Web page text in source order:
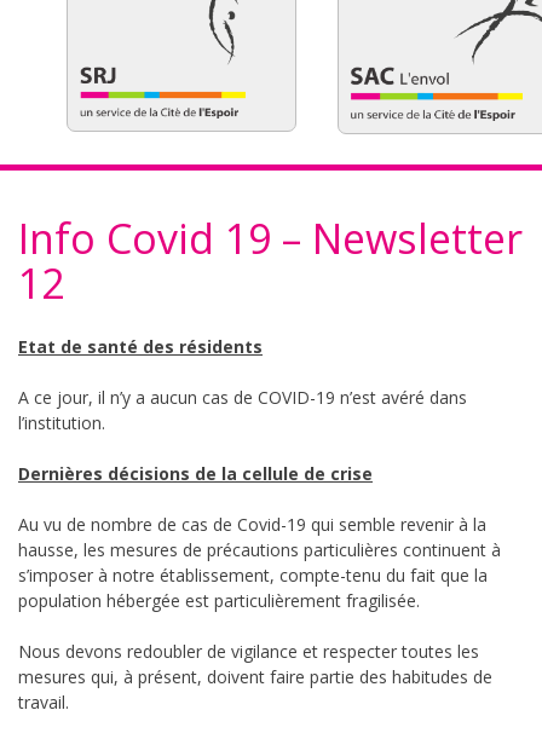
Info Covid 19 – Newsletter
12
Etat de santé des résidents
A ce jour, il n’y a aucun cas de COVID-19 n’est avéré dans
l’institution.
Dernières décisions de la cellule de crise
Au vu de nombre de cas de Covid-19 qui semble revenir à la
hausse, les mesures de précautions particulières continuent à
s’imposer à notre établissement, compte-tenu du fait que la
population hébergée est particulièrement fragilisée.
Nous devons redoubler de vigilance et respecter toutes les
mesures qui, à présent, doivent faire partie des habitudes de
travail.